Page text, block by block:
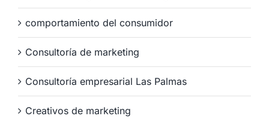
comportamiento del consumidor
Consultoría de marketing
Consultoría empresarial Las Palmas
Creativos de marketing